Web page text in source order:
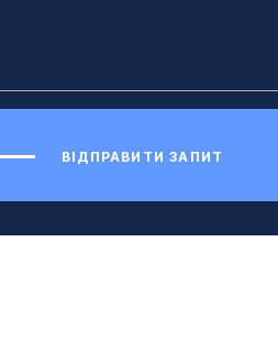
ВІДПРАВИТИ ЗАПИТ